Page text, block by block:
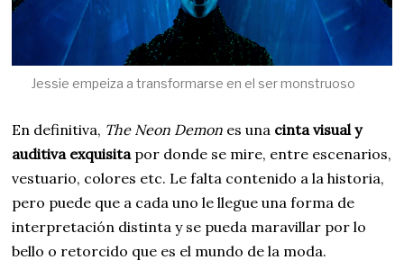
Jessie empeiza a transformarse en el ser monstruoso
En definitiva, The Neon Demon es una cinta visual y
auditiva exquisitapor donde se mire, entre escenarios,
vestuario, colores etc. Le falta contenido a la historia,
pero puede que a cada uno le llegue una forma de
interpretación distinta y se pueda maravillar por lo
bello o retorcido que es el mundo de la moda.